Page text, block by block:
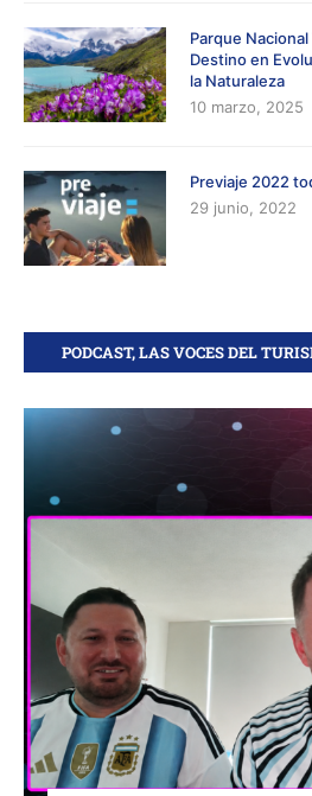
Parque
Destino en
la Naturaleza
10 marzo, 2025
Previaje 2022
29 junio, 2022
PODCAST, LAS VOCES DEL